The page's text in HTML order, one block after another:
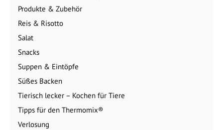
Produkte & Zubehör
Reis & Risotto
Salat
Snacks
Suppen & Eintöpfe
Süßes Backen
Tierisch lecker – Kochen für Tiere
Tipps für den Thermomix®
Verlosung